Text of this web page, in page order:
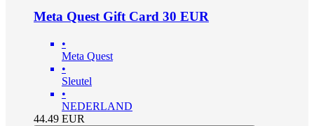
Meta Quest Gift Card 30 EUR
•
Meta Quest
•
Sleutel
•
NEDERLAND
44.49 EUR